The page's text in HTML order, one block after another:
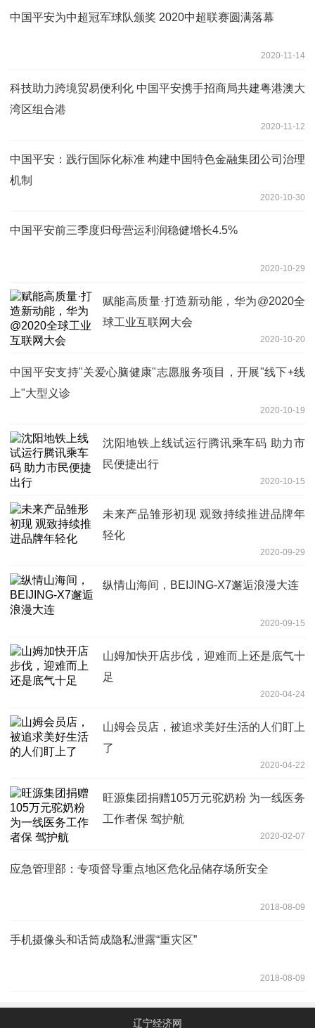
中国平安为中超冠军球队颁奖 2020中超联赛圆满落幕
2020-11-14
科技助力跨境贸易便利化 中国平安携手招商局共建粤港澳大
湾区组合港
2020-11-12
中国平安：践行国际化标准 构建中国特色金融集团公司治理
机制
2020-10-30
中国平安前三季度归母营运利润稳健增长4.5%
2020-10-29
赋能高质量·打造新动能，华为@2020全
球工业互联网大会
2020-10-20
中国平安支持"关爱心脑健康"志愿服务项目，开展"线下+线
上"大型义诊
2020-10-19
沈阳地铁上线试运行腾讯乘车码 助力市
民便捷出行
2020-10-15
未来产品雏形初现 观致持续推进品牌年
轻化
2020-09-29
纵情山海间，BEIJING-X7邂逅浪漫大连
2020-09-15
山姆加快开店步伐，迎难而上还是底气十
足
2020-04-24
山姆会员店，被追求美好生活的人们盯上
了
2020-04-22
旺源集团捐赠105万元驼奶粉 为一线医务
工作者保 驾护航
2020-02-07
应急管理部：专项督导重点地区危化品储存场所安全
2018-08-09
手机摄像头和话筒成隐私泄露“重灾区”
2018-08-09
辽宁经济网